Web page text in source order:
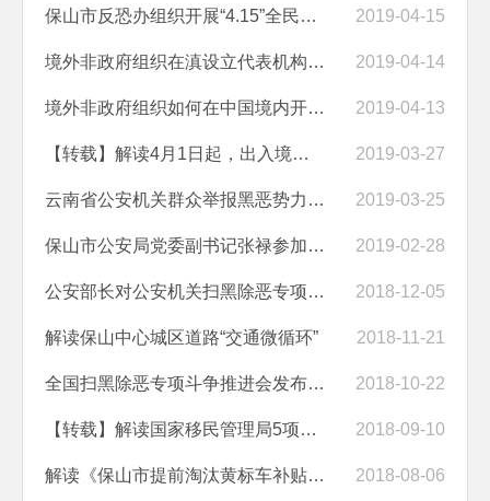
保山市反恐办组织开展“4.15”全民国家安全教育日宣传活动 2019-04-15
境外非政府组织在滇设立代表机构的条件 2019-04-14
境外非政府组织如何在中国境内开展临时活动 2019-04-13
【转载】解读4月1日起，出入境证件“全国通办” 2019-03-27
云南省公安机关群众举报黑恶势力犯罪奖励办法 2019-03-25
保山市公安局党委副书记张禄参加全市扫黑除恶专项斗争新闻发布会解读保... 2019-02-28
公安部长对公安机关扫黑除恶专项斗争监督执纪问责工作提出要求 2018-12-05
解读保山中心城区道路“交通微循环” 2018-11-21
全国扫黑除恶专项斗争推进会发布扫黑除恶最新动向解读 2018-10-22
【转载】解读国家移民管理局5项便民利民新举措 2018-09-10
解读《保山市提前淘汰黄标车补贴实施细则》 2018-08-06